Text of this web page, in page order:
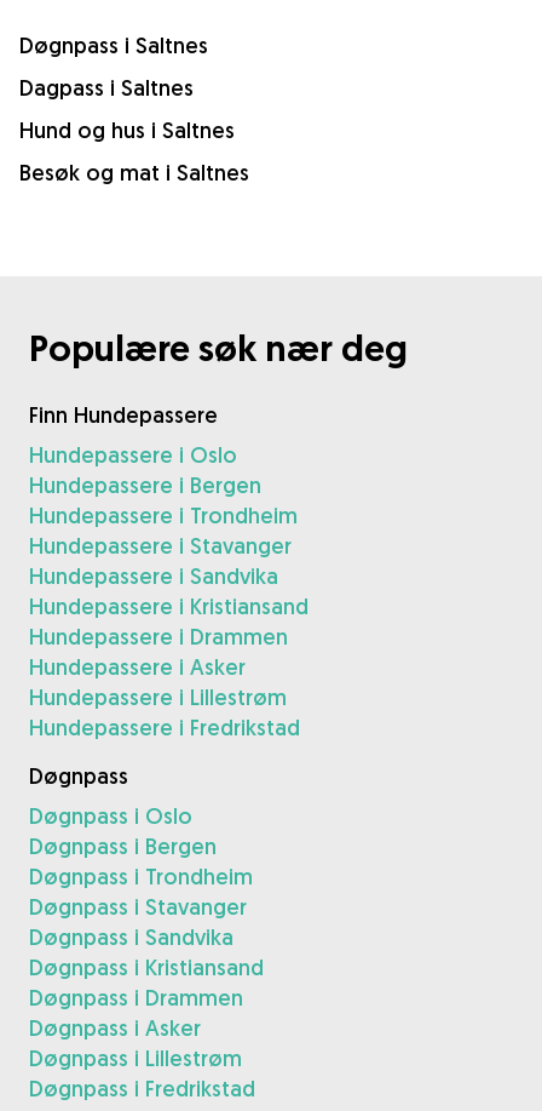
Døgnpass i Saltnes
Dagpass i Saltnes
Hund og hus i Saltnes
Besøk og mat i Saltnes
Populære søk nær deg
Finn Hundepassere
Hundepassere i Oslo
Hundepassere i Bergen
Hundepassere i Trondheim
Hundepassere i Stavanger
Hundepassere i Sandvika
Hundepassere i Kristiansand
Hundepassere i Drammen
Hundepassere i Asker
Hundepassere i Lillestrøm
Hundepassere i Fredrikstad
Døgnpass
Døgnpass i Oslo
Døgnpass i Bergen
Døgnpass i Trondheim
Døgnpass i Stavanger
Døgnpass i Sandvika
Døgnpass i Kristiansand
Døgnpass i Drammen
Døgnpass i Asker
Døgnpass i Lillestrøm
Døgnpass i Fredrikstad